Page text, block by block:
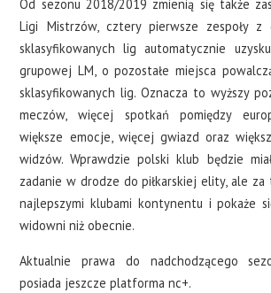
Od sezonu 2018/2019 zmienią się także
Ligi Mistrzów, cztery pierwsze zespoły z
sklasyfikowanych lig automatycznie
grupowej LM, o pozostałe miejsca
sklasyfikowanych lig. Oznacza to wyższy
meczów, więcej spotkań pomiędzy
większe emocje, więcej gwiazd oraz
widzów. Wprawdzie polski klub będzie
zadanie w drodze do piłkarskiej elity, ale
najlepszymi klubami kontynentu i pokaże
widowni niż obecnie.
Aktualnie prawa do nadchodzącego
posiada jeszcze platforma nc+.